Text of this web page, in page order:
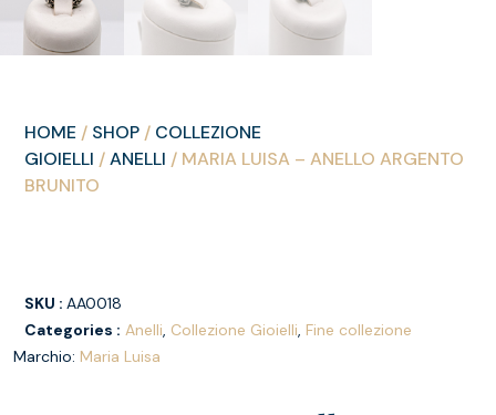
HOME / SHOP / COLLEZIONE
GIOIELLI /ANELLI / MARIA LUISA – ANELLO ARGENTO
BRUNITO
SKU :AA0018
Categories : Anelli, Collezione Gioielli, Fine collezione
Marchio: Maria Luisa